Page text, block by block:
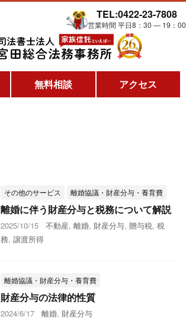
TEL:0422-23-7808
営業時間 平日8：30 ― 19：00
無料相談 アクセス
その他のサービス 離婚協議・財産分与・養育費
離婚に伴う財産分与と税務について解説
2025/10/15 不動産, 離婚, 財産分与, 贈与税, 税
務, 譲渡所得
離婚協議・財産分与・養育費
財産分与の法律的性質
2024/6/17 離婚, 財産分与